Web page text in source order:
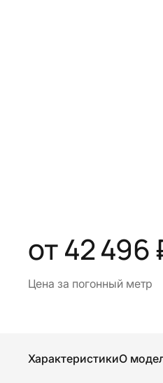
от 42 496
Цена за погонный метр
ХарактеристикиО